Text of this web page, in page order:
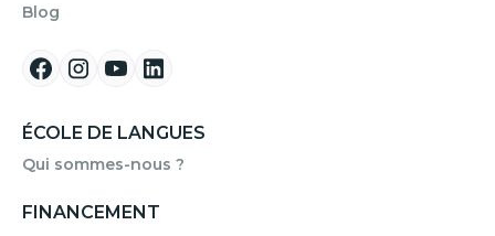
Blog
ÉCOLE DE LANGUES
Qui sommes-nous ?
FINANCEMENT